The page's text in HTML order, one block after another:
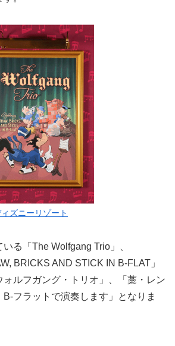
ィズニーリゾート
る「The Wolfgang Trio」、
BRICKS AND STICK IN B-FLAT」
ォルフガング・トリオ」、「藁・レン
フラットで演奏します」となりま